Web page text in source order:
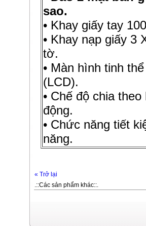
sao.
• Khay giấy tay
• Khay nạp giấy 3
tờ.
• Màn hình tinh
(LCD).
• Chế độ chia
động.
• Chức năng tiết
năng.
« Trở lại
.::Các sản phẩm khác::.